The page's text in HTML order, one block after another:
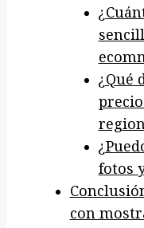
¿Qué
fotos
con